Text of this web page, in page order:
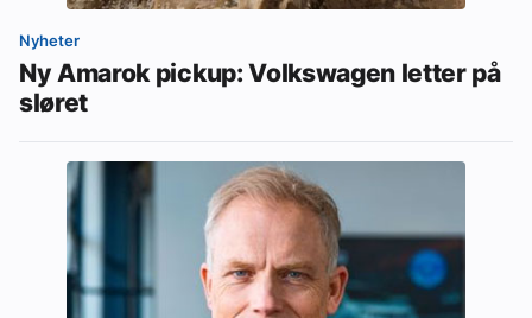
Nyheter
Ny Amarok pickup: Volkswagen letter på
sløret